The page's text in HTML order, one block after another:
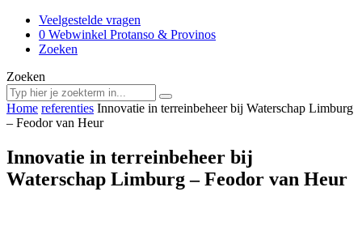
Veelgestelde vragen
0 Webwinkel Protanso & Provinos
Zoeken
Zoeken
Home referenties Innovatie in terreinbeheer bij Waterschap Limburg
– Feodor van Heur
Innovatie in terreinbeheer bij
Waterschap Limburg – Feodor van Heur